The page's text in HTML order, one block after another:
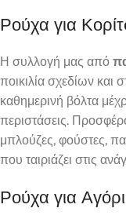
Ρούχα για
Η συλλογή μας από
ποικιλία σχεδίων και
καθημερινή βόλτα
περιστάσεις.
μπλούζες, φούστες,
που ταιριάζει στις
Ρούχα για